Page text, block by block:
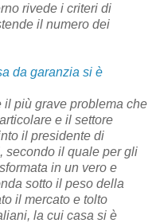
rivede i criteri di
il numero dei
da garanzia si è
più grave problema che
e il settore
il presidente di
secondo il quale per gli
in un vero e
sotto il peso della
il mercato e tolto
la cui casa si è